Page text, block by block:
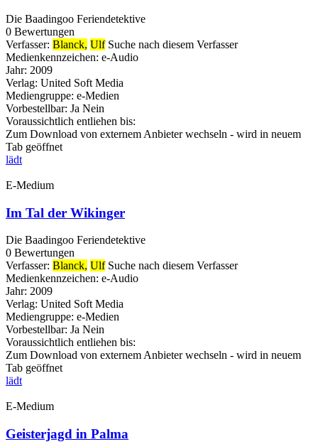
Die Baadingoo Feriendetektive
0 Bewertungen
Verfasser: Blanck, Ulf Suche nach diesem Verfasser
Medienkennzeichen: e-Audio
Jahr: 2009
Verlag: United Soft Media
Mediengruppe: e-Medien
Vorbestellbar: Ja Nein
Voraussichtlich entliehen bis:
Zum Download von externem Anbieter wechseln - wird in neuem
Tab geöffnet
lädt
E-Medium
Im Tal der Wikinger
Die Baadingoo Feriendetektive
0 Bewertungen
Verfasser: Blanck, Ulf Suche nach diesem Verfasser
Medienkennzeichen: e-Audio
Jahr: 2009
Verlag: United Soft Media
Mediengruppe: e-Medien
Vorbestellbar: Ja Nein
Voraussichtlich entliehen bis:
Zum Download von externem Anbieter wechseln - wird in neuem
Tab geöffnet
lädt
E-Medium
Geisterjagd in Palma